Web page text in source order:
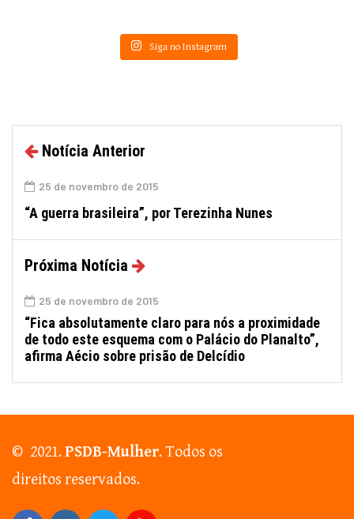
Siga no Instagram
Notícia Anterior
25 de novembro de 2015
“A guerra brasileira”, por Terezinha Nunes
Próxima Notícia
25 de novembro de 2015
“Fica absolutamente claro para nós a proximidade
de todo este esquema com o Palácio do Planalto”,
afirma Aécio sobre prisão de Delcídio
© 2021.PSDB-Mulher. Todos os
direitos reservados.